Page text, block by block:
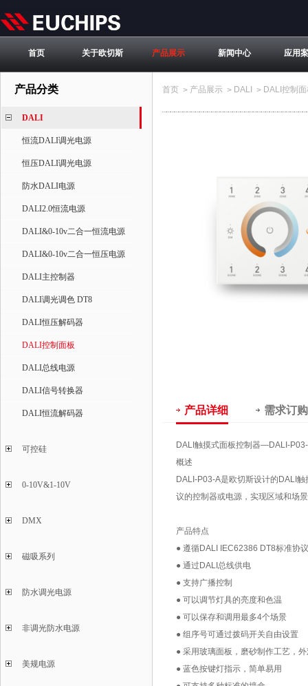
首页 关于欧切斯 产品展示 新闻中心 应用
产品分类
DALI
恒流DALI调光电源
恒压DALI调光电源
防水DALI电源
DALI2.0恒流电源
DALI&0-10v二合一恒流电源
DALI&0-10v二合一恒压电源
DALI主控制器
DALI调光调色 DT8
DALI恒压解码器
DALI控制面板
DALI总线电源
DALI信号转换器
DALI恒流解码器
可控硅
0-10V&1-10V
DMX
磁吸系列
防水调光电源
非调光防水电源
美规电源
首页 > 产品展示 > DALI > DALI控制
产品详细 需求订购
DALI触摸式面板控制器—DALI-
概述
DALI-P03-A是欧切斯设计的DALI
议的控制器或电源，实现区域和场
产品特点
● 遵循DALI IEC62386 DT8标准协议
● 通过DALI总线供电
● 支持广播控制
● 可以调节灯具的亮度和色温
● 可以保存和调用最多4个场景
● 组序号可通过拨码开关自由设置
● 采用玻璃面板，磨砂制作工艺，
● 蓝色按键灯指示，简单易用